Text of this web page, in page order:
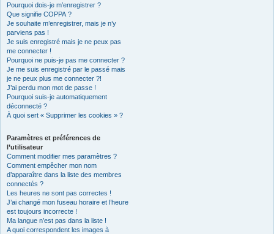
Pourquoi dois-je m’enregistrer ?
Que signifie COPPA ?
Je souhaite m’enregistrer, mais je n’y
parviens pas !
Je suis enregistré mais je ne peux pas
me connecter !
Pourquoi ne puis-je pas me connecter ?
Je me suis enregistré par le passé mais
je ne peux plus me connecter ?!
J’ai perdu mon mot de passe !
Pourquoi suis-je automatiquement
déconnecté ?
À quoi sert « Supprimer les cookies » ?
Paramètres et préférences de
l’utilisateur
Comment modifier mes paramètres ?
Comment empêcher mon nom
d’apparaître dans la liste des membres
connectés ?
Les heures ne sont pas correctes !
J’ai changé mon fuseau horaire et l’heure
est toujours incorrecte !
Ma langue n’est pas dans la liste !
A quoi correspondent les images à